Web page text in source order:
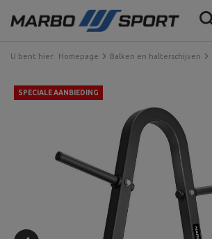
U bent hier: Homepage Balken en halterschijven
SPECIALE AANBIEDING